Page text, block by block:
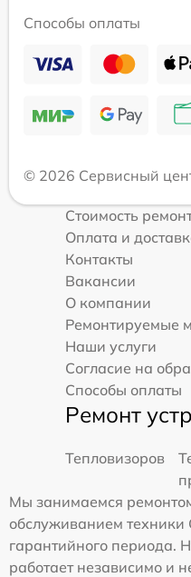
Способы оплаты
© 2026 Сервисный
Стоимость
Оплата и
Контакты
Вакансии
О компании
Ремонтируемые
Наши услуги
Согласие на
Способы оплаты
Ремонт
Тепловизоров
Мы занимаемся
обслуживанием техники
гарантийного периода.
работает независимо и